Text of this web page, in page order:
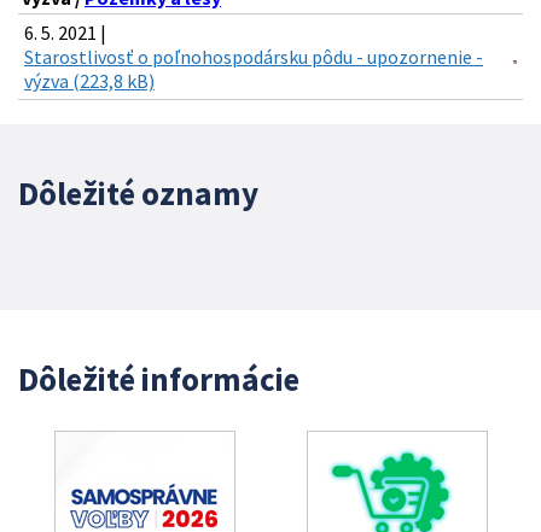
6. 5. 2021 |
Starostlivosť o poľnohospodársku pôdu - upozornenie -
výzva (223,8 kB)
Dôležité oznamy
Dôležité informácie